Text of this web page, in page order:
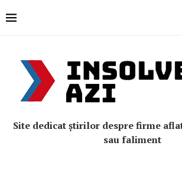
Site dedicat știrilor despre firme
sau faliment